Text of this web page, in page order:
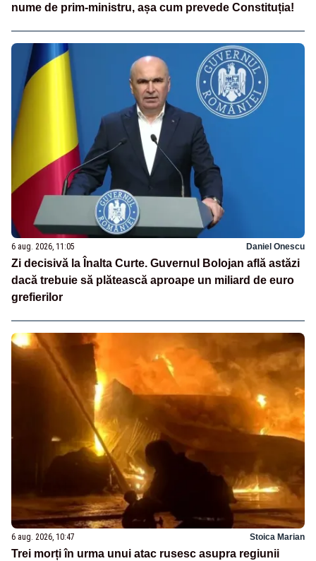
nume de prim-ministru, așa cum prevede Constituția!
6 aug. 2026, 11:05 Daniel Onescu
Zi decisivă la Înalta Curte. Guvernul Bolojan află astăzi
dacă trebuie să plătească aproape un miliard de euro
grefierilor
6 aug. 2026, 10:47 Stoica Marian
Trei morți în urma unui atac rusesc asupra regiunii